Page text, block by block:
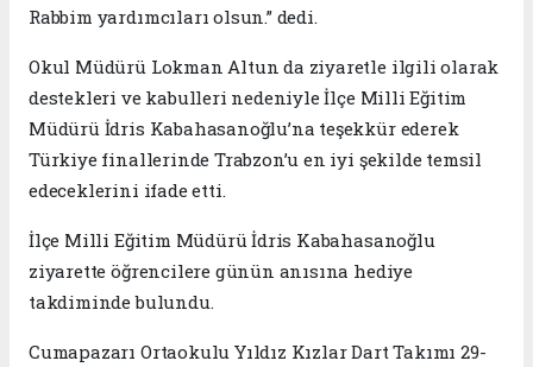
Rabbim yardımcıları olsun.” dedi.
Okul Müdürü Lokman Altun da ziyaretle ilgili olarak
destekleri ve kabulleri nedeniyle İlçe Milli Eğitim
Müdürü İdris Kabahasanoğlu’na teşekkür ederek
Türkiye finallerinde Trabzon’u en iyi şekilde temsil
edeceklerini ifade etti.
İlçe Milli Eğitim Müdürü İdris Kabahasanoğlu
ziyarette öğrencilere günün anısına hediye
takdiminde bulundu.
Cumapazarı Ortaokulu Yıldız Kızlar Dart Takımı 29-